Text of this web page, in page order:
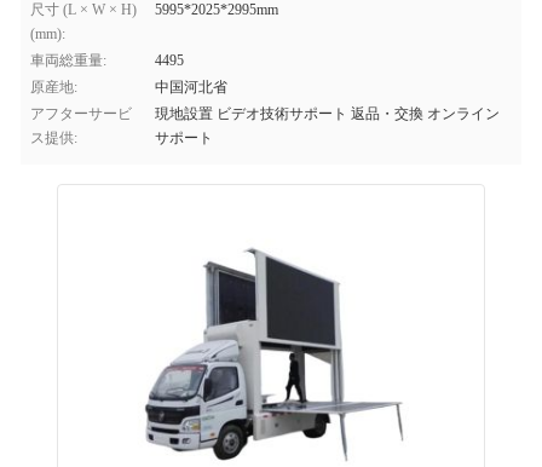
尺寸 (L × W × H)
(mm):
5995*2025*2995mm
車両総重量:
4495
原産地:
中国河北省
アフターサービ
ス提供:
現地設置 ビデオ技術サポート 返品・交換 オンライン
サポート